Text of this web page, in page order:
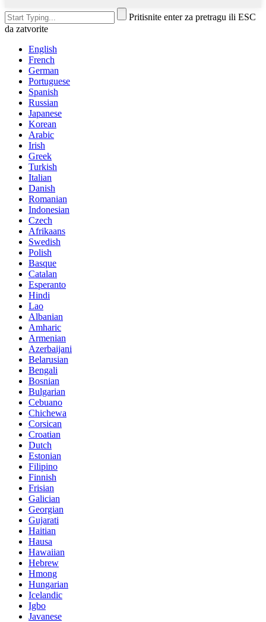
Pritisnite enter za pretragu ili ESC
da zatvorite
English
French
German
Portuguese
Spanish
Russian
Japanese
Korean
Arabic
Irish
Greek
Turkish
Italian
Danish
Romanian
Indonesian
Czech
Afrikaans
Swedish
Polish
Basque
Catalan
Esperanto
Hindi
Lao
Albanian
Amharic
Armenian
Azerbaijani
Belarusian
Bengali
Bosnian
Bulgarian
Cebuano
Chichewa
Corsican
Croatian
Dutch
Estonian
Filipino
Finnish
Frisian
Galician
Georgian
Gujarati
Haitian
Hausa
Hawaiian
Hebrew
Hmong
Hungarian
Icelandic
Igbo
Javanese